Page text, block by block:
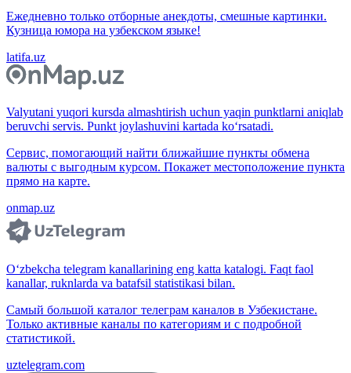
Ежедневно только отборные анекдоты, смешные картинки.
Кузница юмора на узбекском языке!
latifa.uz
Valyutani yuqori kursda almashtirish uchun yaqin punktlarni aniqlab
beruvchi servis. Punkt joylashuvini kartada ko‘rsatadi.
Сервис, помогающий найти ближайшие пункты обмена
валюты с выгодным курсом. Покажет местоположение пункта
прямо на карте.
onmap.uz
O‘zbekcha telegram kanallarining eng katta katalogi. Faqt faol
kanallar, ruknlarda va batafsil statistikasi bilan.
Самый большой каталог телеграм каналов в Узбекистане.
Только активные каналы по категориям и с подробной
статистикой.
uztelegram.com